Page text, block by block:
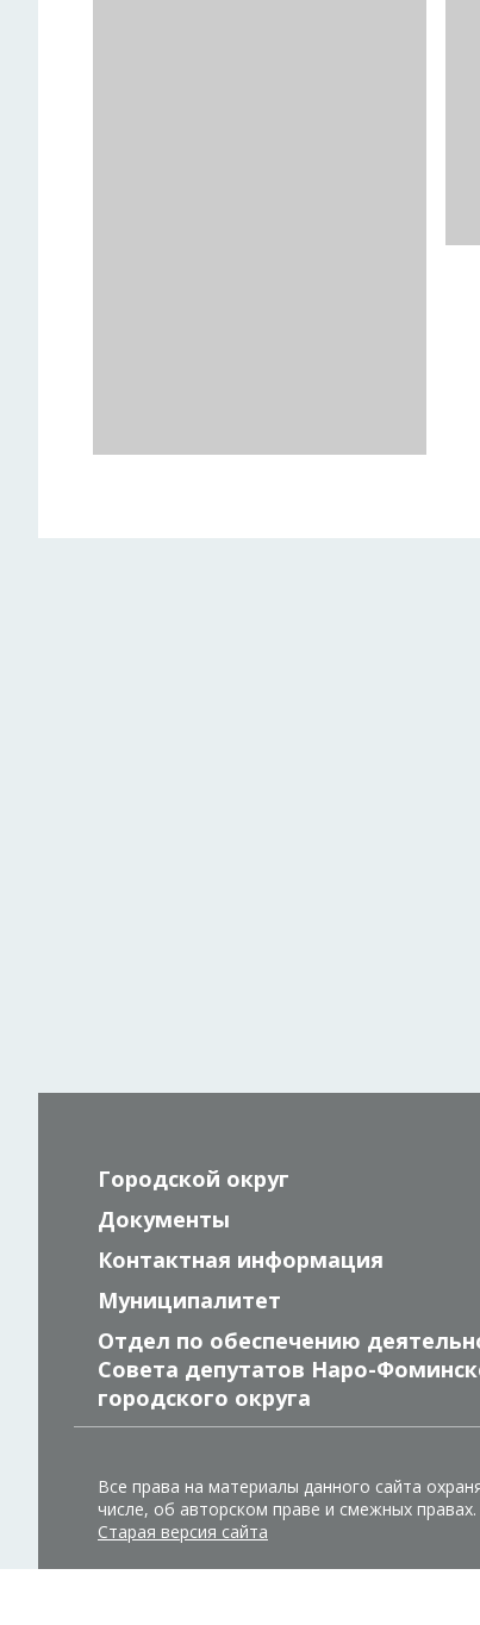
Городской округ
Документы
Контактная информация
Муниципалитет
Отдел по обеспечению
Совета депутатов Наро-
городского округа
Все права на материалы данного сайта
числе, об авторском праве и смежных правах.
Старая версия сайта